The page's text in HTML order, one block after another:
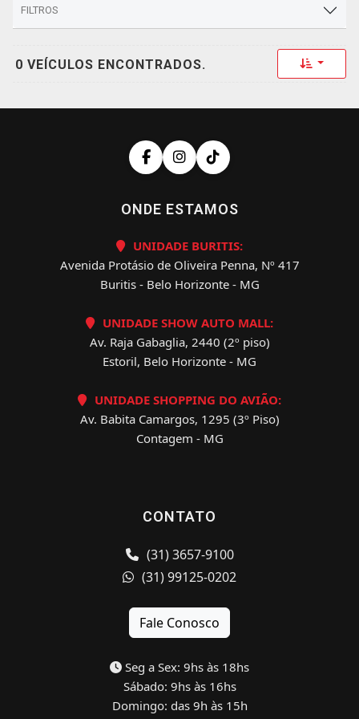
FILTROS
0 VEÍCULOS ENCONTRADOS. Toggle
ONDE ESTAMOS
UNIDADE BURITIS:
Avenida Protásio de Oliveira Penna, Nº 417
Buritis - Belo Horizonte - MG
UNIDADE SHOW AUTO MALL:
Av. Raja Gabaglia, 2440 (2º piso)
Estoril, Belo Horizonte - MG
UNIDADE SHOPPING DO AVIÃO:
Av. Babita Camargos, 1295 (3º Piso)
Contagem - MG
CONTATO
(31) 3657-9100
(31) 99125-0202
Fale Conosco
Seg a Sex: 9hs às 18hs
Sábado: 9hs às 16hs
Domingo: das 9h às 15h